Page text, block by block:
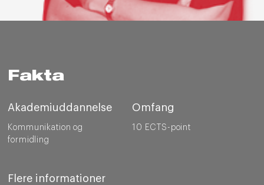
Fakta
Akademiuddannelse
Kommunikation og
formidling
Omfang
10 ECTS-point
Flere informationer